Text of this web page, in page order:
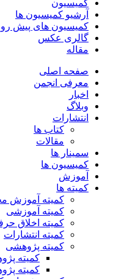
کمیسیون
آرشیو کمیسیون ها
کمیسیون های پیش رو
گالری عکس
مقاله
صفحه اصلی
معرفی انجمن
اخبار
وبلاگ
انتشارات
کتاب ها
مقالات
سمینار ها
کمیسیون ها
آموزش
کمیته ها
کمیته آموزش
کمیته آموزشی
کمیته اخلاق
کمیته انتشارات
کمیته پژوهشی
کمیته
کمیته